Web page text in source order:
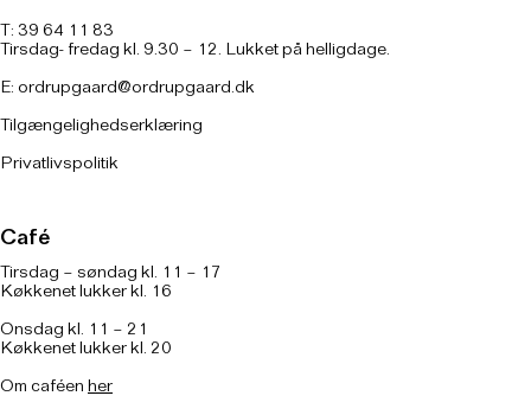
T: 39 64 11 83
Tirsdag- fredag kl. 9.30 – 12. Lukket på helligdage.
E: ordrupgaard@ordrupgaard.dk
Tilgængelighedserklæring
Privatlivspolitik
Café
Tirsdag – søndag kl. 11 – 17
Køkkenet lukker kl. 16
Onsdag kl. 11 – 21
Køkkenet lukker kl. 20
Om caféen her